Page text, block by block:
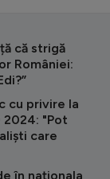
că strigă
României:
cu privire la
2024: "Pot
care
în naționala